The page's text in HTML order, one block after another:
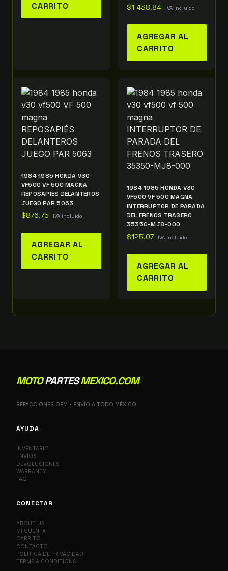
CARRITO
$1 438.84 IVA incluido
AGREGAR AL
CARRITO
1984 1985 HONDA V30
VF500 VF 500 MAGNA
REPOSAPIÉS DELANTEROS
JUEGO PAR 5063
$876.75 IVA incluido
AGREGAR AL
CARRITO
1984 1985 HONDA V30
VF500 VF 500 MAGNA
INTERRUPTOR DE PARADA
DEL FRENOS TRASERO
35350-MJ8-000
$125.07 IVA incluido
AGREGAR AL
CARRITO
MOTOPARTESMEXICO.COM
REFACCIONES OEM • ENVÍO A TODO MÉXICO
AYUDA
INVENTARIO
ENVÍOS
DEVOLUCIONES
WARRANTY
FAQ
CONECTAR
ABOUT US
MI CUENTA
CARRITO
CONTACTO
POLÍTICA DE PRIVACIDAD
TERMS & CONDITIONS